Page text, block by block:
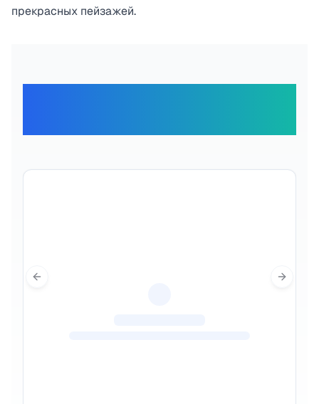
прекрасных пейзажей.
Previous slide Next